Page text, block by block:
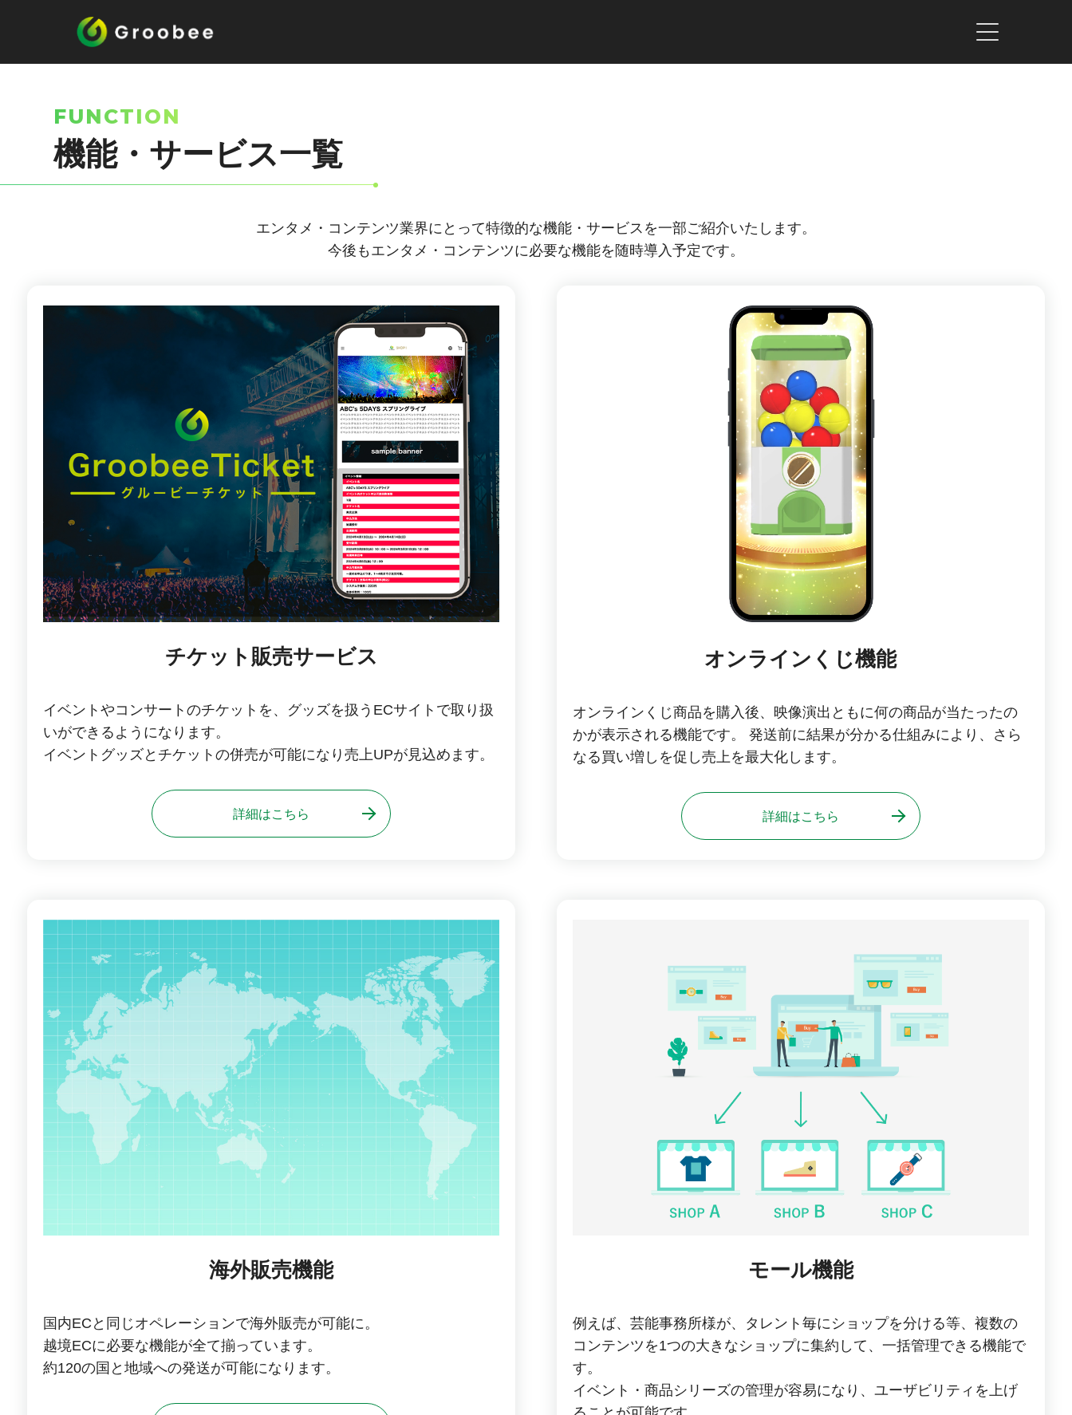
FUNCTION
機能・サービス一覧
エンタメ・コンテンツ業界にとって特徴的な機能・サービスを一部ご紹介いたします。
今後もエンタメ・コンテンツに必要な機能を随時導入予定です。
チケット販売サービス
イベントやコンサートのチケットを、グッズを扱うECサイトで取り扱
いができるようになります。
イベントグッズとチケットの併売が可能になり売上UPが見込めます。
詳細はこちら
オンラインくじ機能
オンラインくじ商品を購入後、映像演出ともに何の商品が当たったの
かが表示される機能です。 発送前に結果が分かる仕組みにより、さら
なる買い増しを促し売上を最大化します。
詳細はこちら
海外販売機能
国内ECと同じオペレーションで海外販売が可能に。
越境ECに必要な機能が全て揃っています。
約120の国と地域への発送が可能になります。
モール機能
例えば、芸能事務所様が、タレント毎にショップを分ける等、複数の
コンテンツを1つの大きなショップに集約して、一括管理できる機能で
す。
イベント・商品シリーズの管理が容易になり、ユーザビリティを上げ